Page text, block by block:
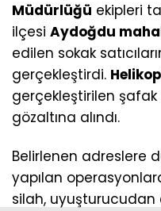
Müdürlüğü ekipleri
ilçesi Aydoğdu
edilen sokak
gerçekleştirdi.
gerçekleştirilen
gözaltına alındı.
Belirlenen adreslere
yapılan
silah, uyuşturucudan